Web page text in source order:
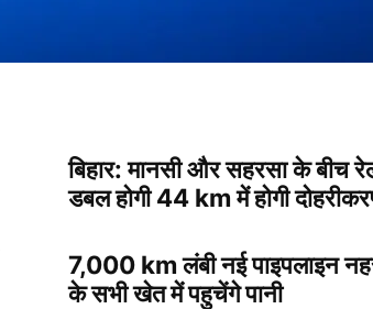
बिहार: मानसी और सहरसा के बीच
डबल होगी 44 km में होगी
7,000 km लंबी नई पाइपलाइन
के सभी खेत में पहुचेंगे पानी